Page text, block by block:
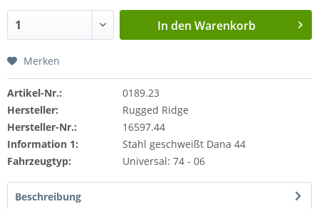
In den Warenkorb
Merken
Artikel-Nr.:
0189.23
Hersteller:
Rugged Ridge
Hersteller-Nr.:
16597.44
Information 1:
Stahl geschweißt Dana 44
Fahrzeugtyp:
Universal: 74 - 06
Beschreibung